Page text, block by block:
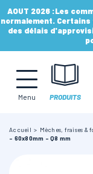
AOUT 2026 :Les
normalement.
des délais
Menu PRODUITS
Accueil Mèches, fraises &
- 60x80mm - Q8 mm